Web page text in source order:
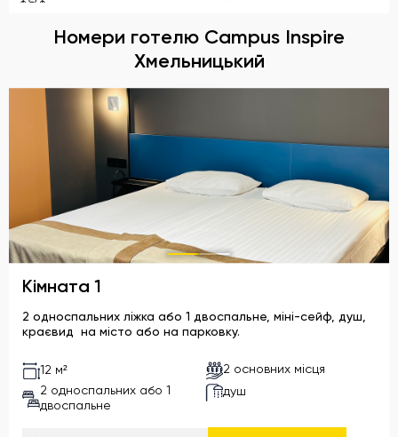
Номери готелю Campus Inspire
Хмельницький
Кімната 1
2 односпальних ліжка або 1 двоспальне, міні-сейф, душ,
краєвид на місто або на парковку.
12 м²
2 односпальних або 1
двоспальне
2 основних місця
душ